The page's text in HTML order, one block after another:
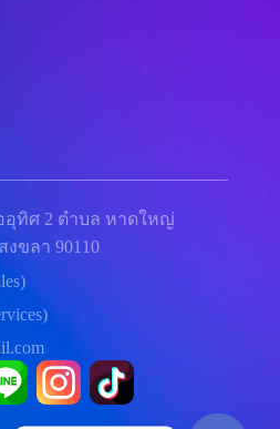
อุทิศ 2 ตำบล หาดใหญ่
ขลา 90110